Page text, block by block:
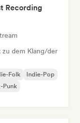
Recording
zu dem Klang/der
Folk
Indie-Pop
Punk